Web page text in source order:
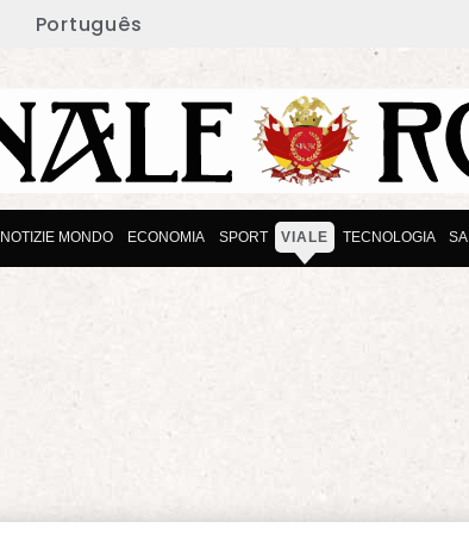
Português
NOTIZIE MONDO ECONOMIA SPORT VIALE TECNOLOGIA